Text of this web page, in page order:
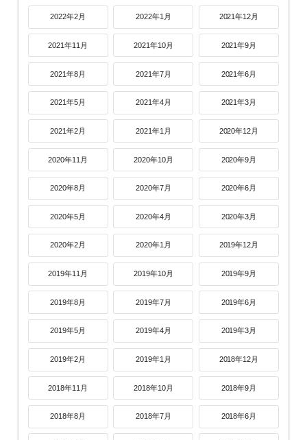
2022年2月 2022年1月 2021年12月
2021年11月 2021年10月 2021年9月
2021年8月 2021年7月 2021年6月
2021年5月 2021年4月 2021年3月
2021年2月 2021年1月 2020年12月
2020年11月 2020年10月 2020年9月
2020年8月 2020年7月 2020年6月
2020年5月 2020年4月 2020年3月
2020年2月 2020年1月 2019年12月
2019年11月 2019年10月 2019年9月
2019年8月 2019年7月 2019年6月
2019年5月 2019年4月 2019年3月
2019年2月 2019年1月 2018年12月
2018年11月 2018年10月 2018年9月
2018年8月 2018年7月 2018年6月